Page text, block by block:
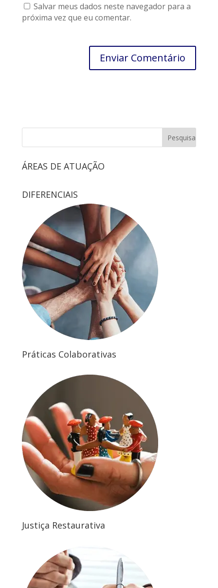
Salvar meus dados neste navegador para a
próxima vez que eu comentar.
ÁREAS DE ATUAÇÃO
DIFERENCIAIS
Práticas Colaborativas
Justiça Restaurativa